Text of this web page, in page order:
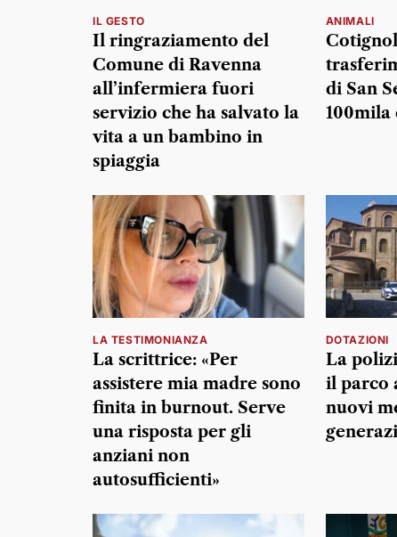
IL GESTO
Il ringraziamento del
Comune di Ravenna
all’infermiera fuori
servizio che ha salvato la
vita a un bambino in
spiaggia
ANIMALI
di San
100mila
LA TESTIMONIANZA
La scrittrice: «Per
assistere mia madre sono
finita in burnout. Serve
una risposta per gli
anziani non
autosufficienti»
DOTAZIONI
La
il parco
nuovi